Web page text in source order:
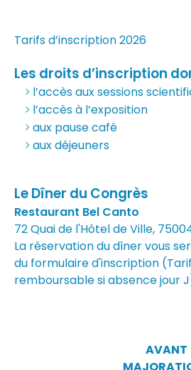
Tarifs d’inscription 2026
Les droits d’inscription
l’accès aux sessions
l’accès à l’exposition
aux pause café
aux déjeuners
Le Dîner du Congrès
Restaurant Bel Canto
72 Quai de l'Hôtel de Ville,
La réservation du dîner vous
du formulaire d'inscription
remboursable si absence jour
AVANT